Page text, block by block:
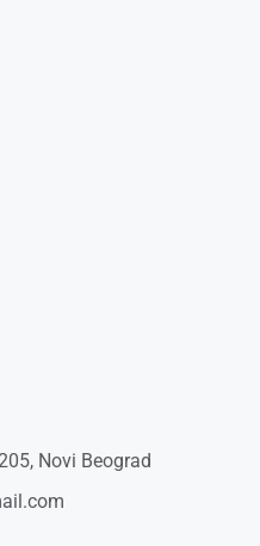
Novi Beograd